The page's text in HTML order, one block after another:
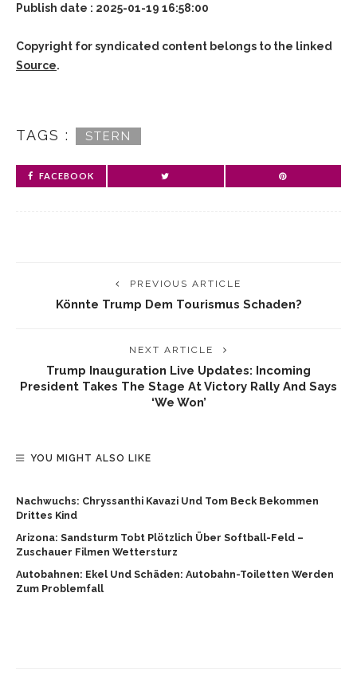
Publish date : 2025-01-19 16:58:00
Copyright for syndicated content belongs to the linked
Source.
TAGS : STERN
FACEBOOK
PREVIOUS ARTICLE
Könnte Trump Dem Tourismus Schaden?
NEXT ARTICLE
Trump Inauguration Live Updates: Incoming
President Takes The Stage At Victory Rally And Says
‘we Won’
YOU MIGHT ALSO LIKE
Nachwuchs: Chryssanthi Kavazi Und Tom Beck Bekommen
Drittes Kind
Arizona: Sandsturm Tobt Plötzlich Über Softball-Feld –
Zuschauer Filmen Wettersturz
Autobahnen: Ekel Und Schäden: Autobahn-Toiletten Werden
Zum Problemfall